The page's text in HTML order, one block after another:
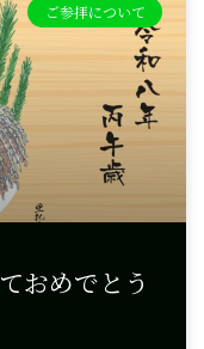
ご参拝について
おめでとう